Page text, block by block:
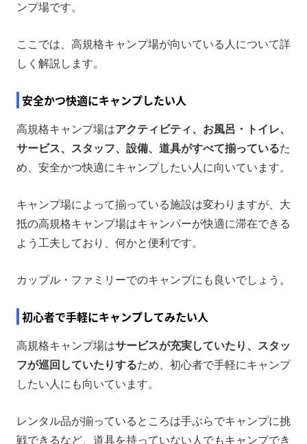
ンプ場です。
ここでは、高規格キャンプ場が向いている人について詳
しく解説します。
安全かつ快適にキャンプしたい人
高規格キャンプ場はアクティビティ、お風呂・トイレ、
サービス、スタッフ、設備、道具がすべて揃っているた
め、安全かつ快適にキャンプしたい人に向いています。
キャンプ場によって揃っている施設は変わりますが、大
抵の高規格キャンプ場はキャンパーが快適に滞在できる
よう工夫しており、何かと便利です。
カップル・ファミリーでのキャンプにも良いでしょう。
初心者で手軽にキャンプしてみたい人
高規格キャンプ場はサービスが充実していたり、スタッ
フが巡回していたりするため、初心者で手軽にキャンプ
したい人にも向いています。
レンタル品が揃っているところは手ぶらでキャンプに挑
戦できるなど、道具を持っていない人でもキャンプでき